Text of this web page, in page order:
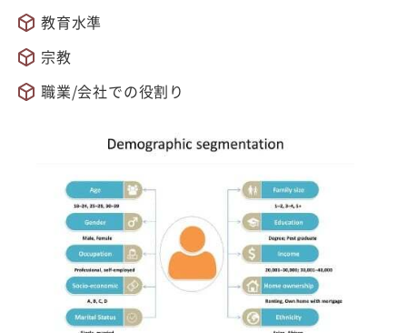
教育水準
宗教
職業/会社での役割り